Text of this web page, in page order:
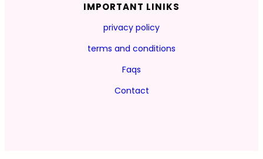
IMPORTANT LINIKS
privacy policy
terms and conditions
Faqs
Contact